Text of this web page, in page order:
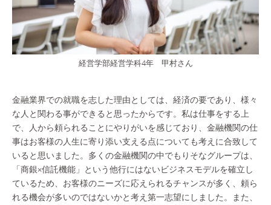
経営学部経営学科4年 甲村さん
金融業界での就職を志した理由としては、経済の要であり、様々
な人と関わる事ができると思ったからです。私は仕事をする上
で、人から頼られることにやりがいを感じており、金融機関の仕
事はお客様の人生に寄り添い支える点についても考えに合致して
いると思いました。多くの金融機関の中でもりそなグループは、
「商銀×信託機能」という他行にはないビジネスモデルを確立し
ているため、お客様のニーズに応えられるチャンスが多く、頼ら
れる機会が多いのではないかと考え第一志望にしました。また、